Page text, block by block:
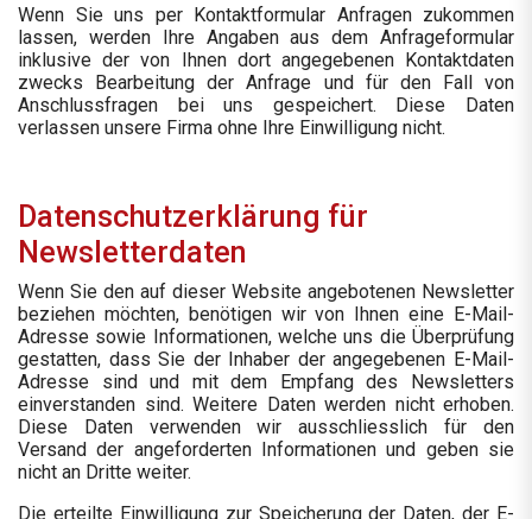
Wenn Sie uns per Kontaktformular Anfragen zukommen
lassen, werden Ihre Angaben aus dem Anfrageformular
inklusive der von Ihnen dort angegebenen Kontaktdaten
zwecks Bearbeitung der Anfrage und für den Fall von
Anschlussfragen bei uns gespeichert. Diese Daten
verlassen unsere Firma ohne Ihre Einwilligung nicht.
Datenschutzerklärung für
Newsletterdaten
Wenn Sie den auf dieser Website angebotenen Newsletter
beziehen möchten, benötigen wir von Ihnen eine E-Mail-
Adresse sowie Informationen, welche uns die Überprüfung
gestatten, dass Sie der Inhaber der angegebenen E-Mail-
Adresse sind und mit dem Empfang des Newsletters
einverstanden sind. Weitere Daten werden nicht erhoben.
Diese Daten verwenden wir ausschliesslich für den
Versand der angeforderten Informationen und geben sie
nicht an Dritte weiter.
Die erteilte Einwilligung zur Speicherung der Daten, der E-